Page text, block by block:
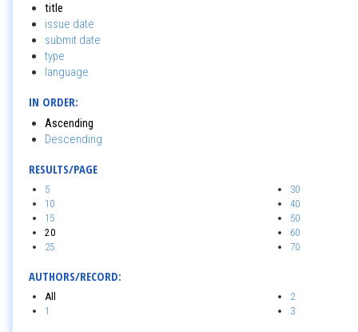
title
issue date
submit date
type
language
IN ORDER:
Ascending
Descending
RESULTS/PAGE
5
10
15
20
25
30
40
50
60
70
AUTHORS/RECORD:
All
1
2
3